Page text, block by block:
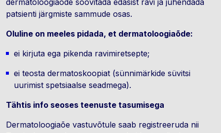
dermatoloogiaõde soovitada edasist ravi ja juhendada
patsienti järgmiste sammude osas.
Oluline on meeles pidada, et dermatoloogiaõde:
ei kirjuta ega pikenda ravimiretsepte;
ei teosta dermatoskoopiat (sünnimärkide süvitsi
uurimist spetsiaalse seadmega).
Tähtis info seoses teenuste tasumisega
Dermatoloogiaõe vastuvõtule saab registreeruda nii